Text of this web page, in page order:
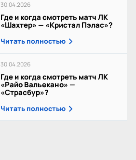
30.04.2026
Где и когда смотреть матч ЛК
«Шахтер» — «Кристал Пэлас»?
Читать полностью
30.04.2026
Где и когда смотреть матч ЛК
«Райо Вальекано» —
«Страсбур»?
Читать полностью